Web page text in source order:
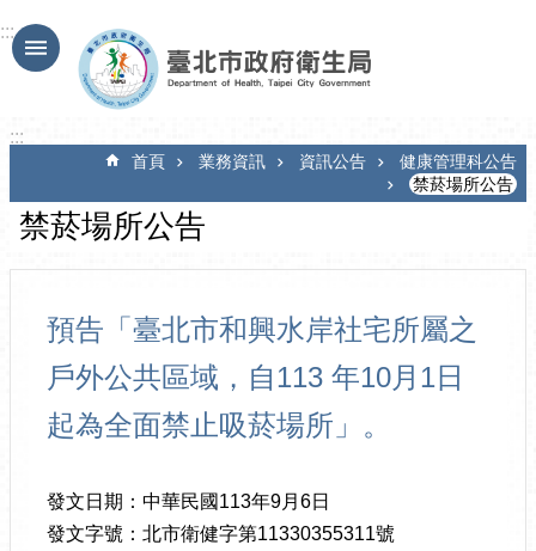
跳到主要內容區塊
:::
:::
首頁 業務資訊 資訊公告
健康管理科公告
禁菸場所公告
禁菸場所公告
預告「臺北市和興水岸社宅所屬之
戶外公共區域，自113 年10月1日
起為全面禁止吸菸場所」。
發文日期：中華民國113年9月6日
發文字號：北市衛健字第11330355311號